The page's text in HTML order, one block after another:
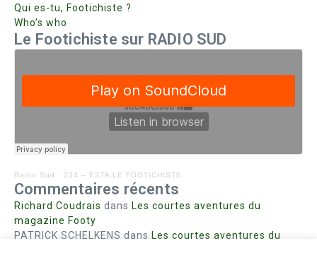
Qui es-tu, Footichiste ?
Who’s who
Le Footichiste sur RADIO SUD
Radio Sud · 234 – ESTA LE FOOTICHISTE
Commentaires récents
Richard Coudrais dans Les courtes aventures du
magazine Footy
PATRICK SCHELKENS dans Les courtes aventures du